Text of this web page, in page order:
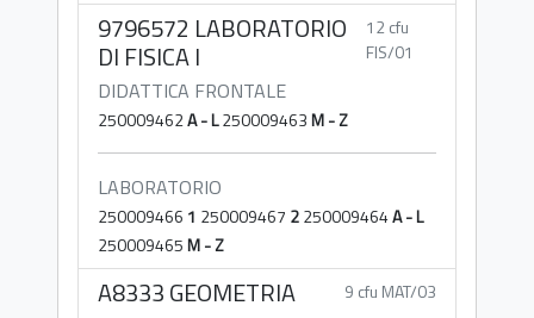
9796572 LABORATORIO
DI FISICA I
12 cfu
FIS/01
DIDATTICA FRONTALE
250009462A - L250009463M - Z
LABORATORIO
250009466 1 250009467 2250009464A - L
250009465M - Z
A8333 GEOMETRIA 9 cfu MAT/03